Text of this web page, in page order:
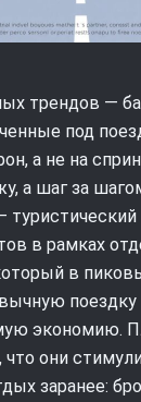
трендов —
под
а не на
а шаг за
в рамках
в
поездку
экономию.
они
заранее: